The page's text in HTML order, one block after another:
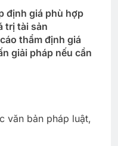
định giá phù hợp
trị tài sản
thẩm định giá
giải pháp nếu cần
văn bản pháp luật,